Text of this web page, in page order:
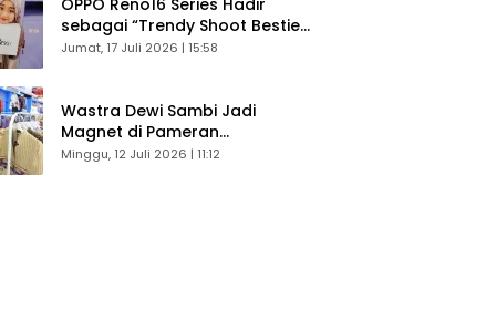
sebagai “Trendy Shoot Bestie”,
Bikin Konten Kreator Makin
Jumat, 17 Juli 2026 | 15:58
Wastra Dewi Sambi Jadi
Magnet di Pameran
Dekranasda, Banyak Diminati
Minggu, 12 Juli 2026 | 11:12